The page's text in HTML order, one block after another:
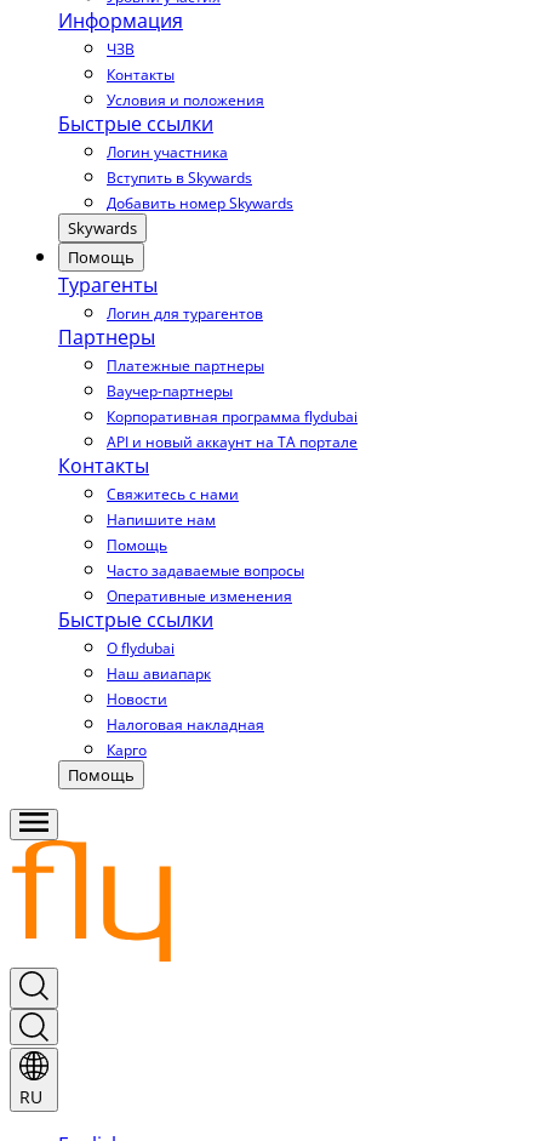
Информация
ЧЗВ
Контакты
Условия и положения
Быстрые ссылки
Логин участника
Вступить в Skywards
Добавить номер Skywards
Skywards
Помощь
Турагенты
Логин для турагентов
Партнеры
Платежные партнеры
Ваучер-партнеры
Корпоративная программа flydubai
API и новый аккаунт на TA портале
Контакты
Свяжитесь с нами
Напишите нам
Помощь
Часто задаваемые вопросы
Оперативные изменения
Быстрые ссылки
О flydubai
Наш авиапарк
Новости
Налоговая накладная
Карго
Помощь
RU